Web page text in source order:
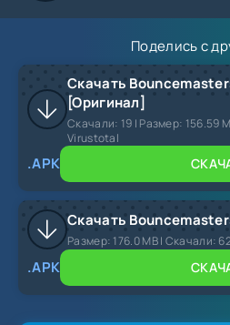
Поделись с
Скачать
[Оригинал]
Скачали: 19 | Размер: 156.59
Virustotal
.APK
Скачать
Размер: 176.0 MB | Скачали: 62
.APK